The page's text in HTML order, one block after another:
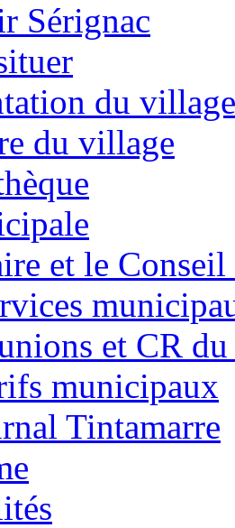
Sérignac
du village
du village
et le
et CR
municipaux
Tintamarre